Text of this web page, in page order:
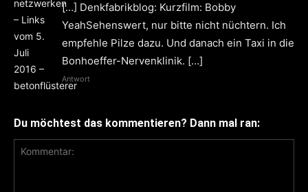
[…] Denkfabrikblog: Kurzfilm: Bobby
YeahSehenswert, nur bitte nicht nüchtern. Ich
empfehle Pilze dazu. Und danach ein Taxi in die
Bonhoeffer-Nervenklinik. […]
Antwort
Du möchtest das kommentieren? Dann mal ran: